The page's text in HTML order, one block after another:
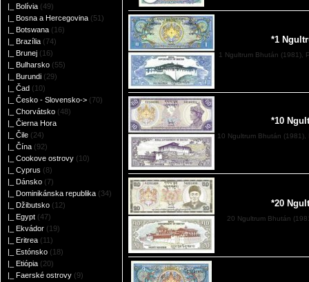
|_ Bolívia (49)
|_ Bosna a Hercegovina (51)
|_ Botswana (16)
|_ Brazília (74)
|_ Brunej (16)
|_ Bulharsko (55)
|_ Burundi (29)
|_ Čad (10)
|_ Česko - Slovensko-> (70)
|_ Chorvátsko (48)
|_ Čierna Hora
|_ Čile (24)
|_ Čína (92)
|_ Cookove ostrovy (10)
|_ Cyprus (8)
|_ Dánsko (7)
|_ Dominikánska republika (34)
|_ Džibutsko (12)
|_ Egypt (47)
|_ Ekvádor (19)
|_ Eritrea (11)
|_ Estónsko (18)
|_ Etiópia (20)
|_ Faerské ostrovy (9)
*1
1 Ngultrum Bhután (1981),
*10
10 Ngultrum Bhután
*20
20 Ngultrum Bhután